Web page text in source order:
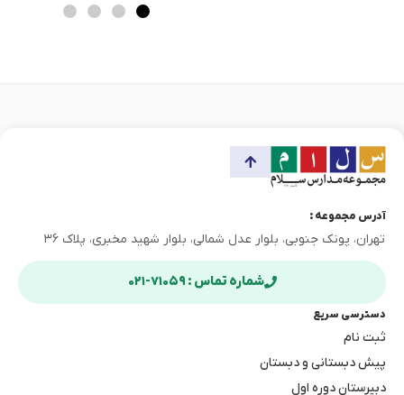
می‌توانید به‌راحتی دوست پیدا کنید. شرکت در فعالیت‌های گروهی یا
آدرس مجموعه :
تهران، پونک جنوبی، بلوار عدل شمالی، بلوار شهید مخبری، پلاک ۳۶
شماره تماس : ۷۱۰۵۹-۰۲۱
دسترسی سریع
ثبت نام
پیش دبستانی و دبستان
دبیرستان دوره اول